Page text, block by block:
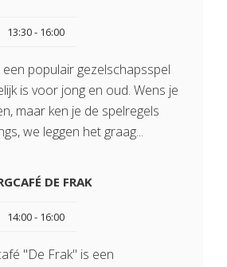
13:30 - 16:00
een populair gezelschapsspel
is voor jong en oud. Wens je
maar ken je de spelregels
we leggen het graag...
DE FRAK
14:00 - 16:00
"De Frak" is een